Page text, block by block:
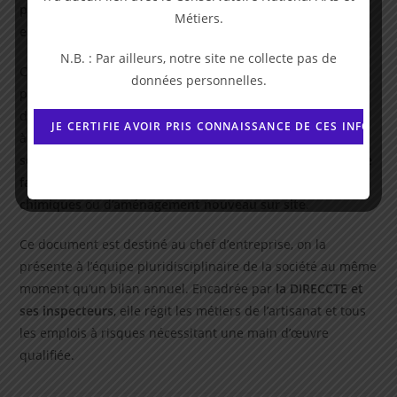
préconisations pour améliorer l’environnement des
formalité juridique peut être un support intéressant
pour son document unique ou pour élaborer un plan
à jour comme le veut le document unique,
chimiquesou d’aménagement nouveau sur site.
Ce document est destiné au chef d’entreprise, on la
présente à l’équipe pluridisciplinaire de la société au même
moment qu’un bilan annuel. Encadrée par la DIRECCTE et
ses inspecteurs, elle régit les métiers de l’artisanat et tous
les emplois à risques nécessitant une main d’œuvre
qualifiée.
Métiers.
N.B. : Par ailleurs, notre site ne collecte pas de
données personnelles.